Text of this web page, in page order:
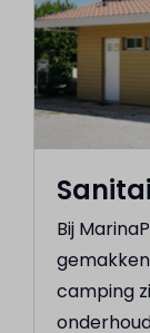
Bij
camping